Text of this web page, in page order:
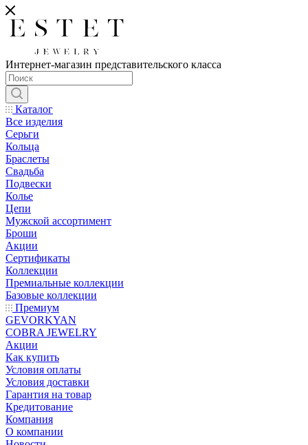
Интернет-магазин представительского класса
Каталог
Все изделия
Серьги
Кольца
Браслеты
Свадьба
Подвески
Колье
Цепи
Мужской ассортимент
Броши
Акции
Сертификаты
Коллекции
Премиальные коллекции
Базовые коллекции
Премиум
GEVORKYAN
COBRA JEWELRY
Акции
Как купить
Условия оплаты
Условия доставки
Гарантия на товар
Кредитование
Компания
О компании